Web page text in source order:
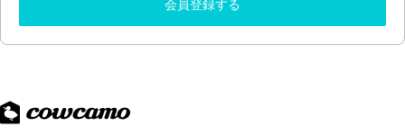
会員登録する